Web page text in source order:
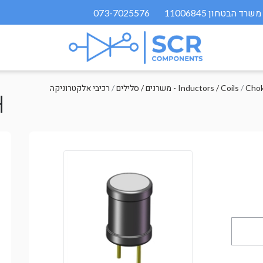
073-7025576
רכיבי אלקטרוניקה / משרנים / סלילים - Inductors / Coils /